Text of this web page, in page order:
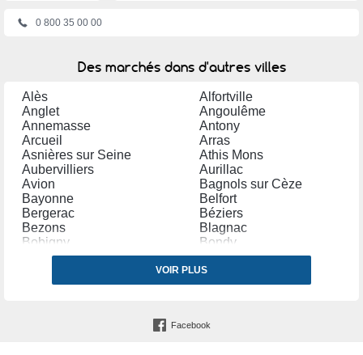
0 800 35 00 00
Des marchés dans d'autres villes
Alès
Alfortville
Anglet
Angoulême
Annemasse
Antony
Arcueil
Arras
Asnières sur Seine
Athis Mons
Aubervilliers
Aurillac
Avion
Bagnols sur Cèze
Bayonne
Belfort
Bergerac
Béziers
Bezons
Blagnac
Bobigny
Bondy
Bordeaux
Bourg en Bresse
Brétigny sur Orge
Brive la Gaillarde
Bron
Chambéry
VOIR PLUS
Facebook